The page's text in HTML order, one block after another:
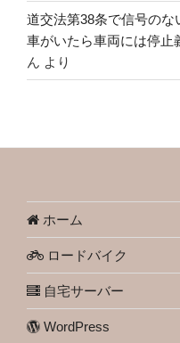
道交法第38条で信号の
車がいたら車両には停止
ん より
ホーム
ロードバイク
自宅サーバー
WordPress